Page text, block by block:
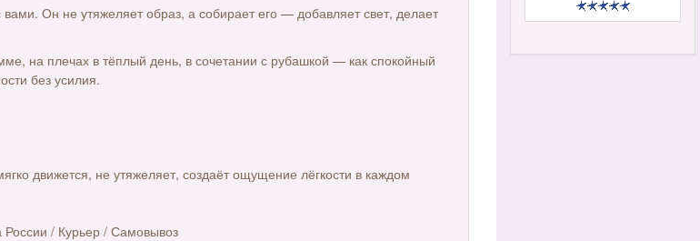
Он не утяжеляет образ, а собирает его — добавляет свет, делает
на плечах в тёплый день, в сочетании с рубашкой — как спокойный
без усилия.
движется, не утяжеляет, создаёт ощущение лёгкости в каждом
/ Курьер / Самовывоз